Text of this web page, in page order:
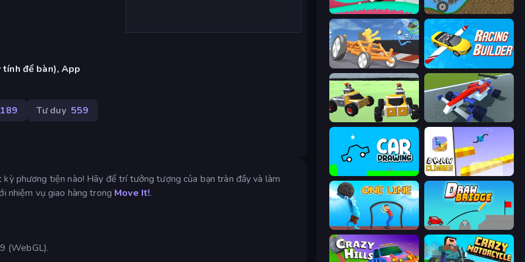
tính để bàn), App
189 Tư duy 559
phương tiện nào! Hãy để trí tưởng tượng của bạn tràn đầy và làm
nhiệm vụ giao hàng trong Move It!.
(WebGL).
Merge & Construct Move It!
Draw Crash Race Racing Builder
Block Tech: Epic Sandbox Genius Car 2
Car Drawing Game Draw Climber
One Line Draw Bridge